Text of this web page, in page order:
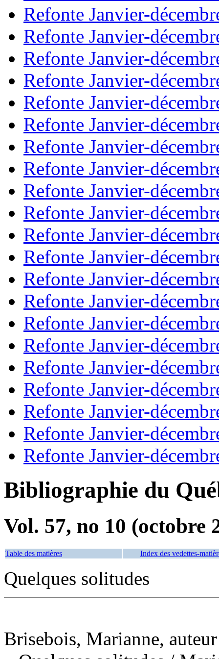
Refonte Janvier-
Refonte Janvier-
Refonte Janvier-
Refonte Janvier-
Refonte Janvier-
Refonte Janvier-
Refonte Janvier-
Refonte Janvier-
Refonte Janvier-
Refonte Janvier-
Refonte Janvier-
Refonte Janvier-
Refonte Janvier-
Refonte Janvier-
Refonte Janvier-
Refonte Janvier-
Refonte Janvier-
Refonte Janvier-
Refonte Janvier-
Refonte Janvier-
Refonte Janvier-
Bibliographie du
Vol. 57, no 10 (octobre
Table des matières Index des vedettes-
Quelques solitudes
Brisebois, Marianne, auteur